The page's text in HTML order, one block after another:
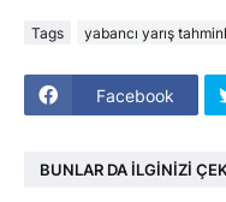
Tags yabancı yarış
Facebook
BUNLAR DA İLGINIZI